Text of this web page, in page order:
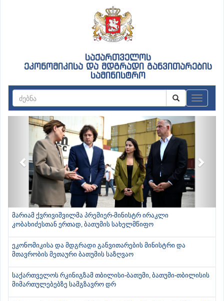
საქართველოს
ეკონომიკისა და მდგრადი განვითარების
სამინისტრო
Previous
მარიამ ქვრივიშვილმა პრემიერ-მინისტრ ირაკლი
კობახიძესთან ერთად, ბათუმის სახელმწიფო
ეკონომიკისა და მდგრადი განვითარების მინისტრი და
მთავრობის მეთაური ბათუმის საზღვაო
საქართველოს რკინიგზამ თბილისი-ბათუმი, ბათუმი-თბილისის
მიმართულებებზე სამგზავრო დრ